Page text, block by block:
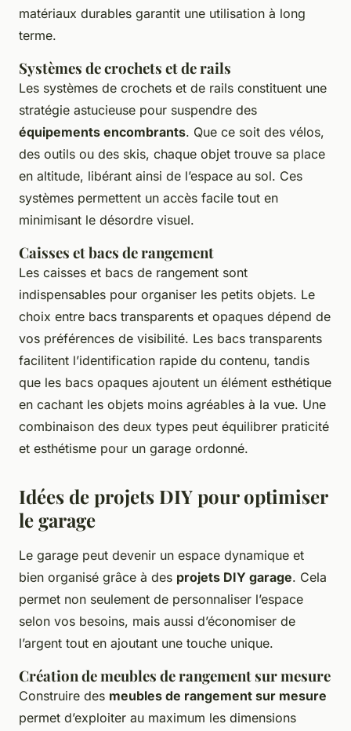
matériaux durables garantit une utilisation à long
terme.
Systèmes de crochets et de rails
Les systèmes de crochets et de rails constituent une
stratégie astucieuse pour suspendre des
équipements encombrants. Que ce soit des vélos,
des outils ou des skis, chaque objet trouve sa place
en altitude, libérant ainsi de l’espace au sol. Ces
systèmes permettent un accès facile tout en
minimisant le désordre visuel.
Caisses et bacs de rangement
Les caisses et bacs de rangement sont
indispensables pour organiser les petits objets. Le
choix entre bacs transparents et opaques dépend de
vos préférences de visibilité. Les bacs transparents
facilitent l’identification rapide du contenu, tandis
que les bacs opaques ajoutent un élément esthétique
en cachant les objets moins agréables à la vue. Une
combinaison des deux types peut équilibrer praticité
et esthétisme pour un garage ordonné.
Idées de projets DIY pour optimiser
le garage
Le garage peut devenir un espace dynamique et
bien organisé grâce à des projets DIY garage. Cela
permet non seulement de personnaliser l’espace
selon vos besoins, mais aussi d’économiser de
l’argent tout en ajoutant une touche unique.
Création de meubles de rangement sur mesure
Construire des meubles de rangement sur mesure
permet d’exploiter au maximum les dimensions